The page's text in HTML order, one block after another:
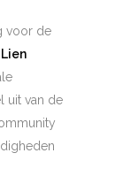
voor de
uit van de